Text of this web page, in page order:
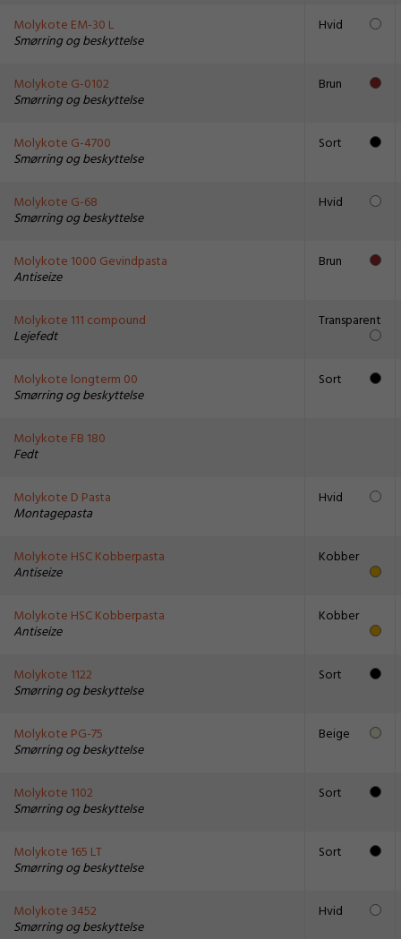
Molykote EM-30 L
Smørring og beskyttelse
Hvid
Molykote G-0102
Smørring og beskyttelse
Brun
Molykote G-4700
Smørring og beskyttelse
Sort
Molykote G-68
Smørring og beskyttelse
Hvid
Molykote 1000 Gevindpasta
Antiseize
Brun
Molykote 111 compound
Lejefedt
Transparent
Molykote longterm 00
Smørring og beskyttelse
Sort
Molykote FB 180
Fedt
Molykote D Pasta
Montagepasta
Hvid
Molykote HSC Kobberpasta
Antiseize
Kobber
Molykote HSC Kobberpasta
Antiseize
Kobber
Molykote 1122
Smørring og beskyttelse
Sort
Molykote PG-75
Smørring og beskyttelse
Beige
Molykote 1102
Smørring og beskyttelse
Sort
Molykote 165 LT
Smørring og beskyttelse
Sort
Molykote 3452
Smørring og beskyttelse
Hvid